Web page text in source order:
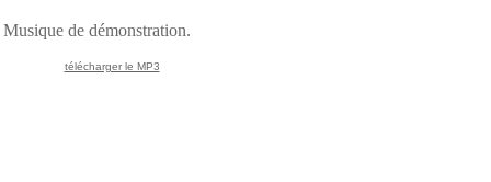
Musique de démonstration.
télécharger le MP3